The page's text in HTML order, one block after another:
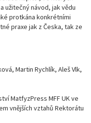
užitečný návod, jak vědu
protkána konkrétními
praxe jak z Česka, tak ze
Martin Rychlík, Aleš Vlk,
MatfyzPress MFF UK ve
vnějších vztahů Rektorátu